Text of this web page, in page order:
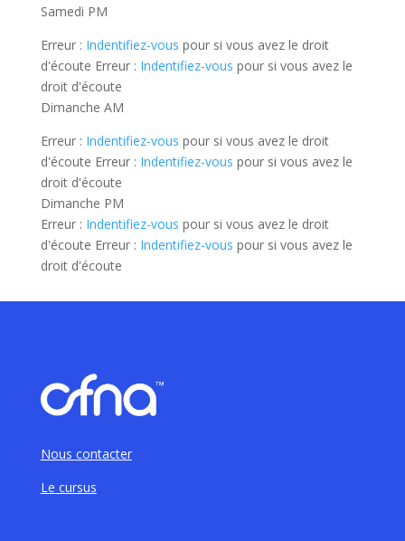
Samedi PM
Erreur : Indentifiez-vous pour si vous avez le droit
d'écoute Erreur : Indentifiez-vous pour si vous avez le
droit d'écoute
Dimanche AM
Erreur : Indentifiez-vous pour si vous avez le droit
d'écoute Erreur : Indentifiez-vous pour si vous avez le
droit d'écoute
Dimanche PM
Erreur : Indentifiez-vous pour si vous avez le droit
d'écoute Erreur : Indentifiez-vous pour si vous avez le
droit d'écoute
Nous contacter
Le cursus